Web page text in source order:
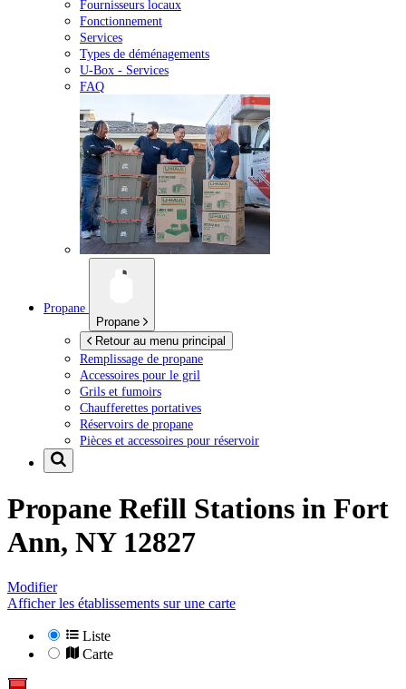
Fournisseurs locaux
Fonctionnement
Services
Types de déménagements
U-Box - Services
FAQ
Propane
Propane
Retour au menu principal
Remplissage de propane
Accessoires pour le gril
Grils et fumoirs
Chaufferettes portatives
Réservoirs de propane
Pièces et accessoires pour réservoir
Propane Refill Stations in Fort
Ann, NY 12827
Modifier
Afficher les établissements sur une carte
Liste
Carte